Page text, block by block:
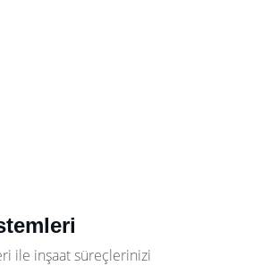
ile inşaat süreçlerinizi